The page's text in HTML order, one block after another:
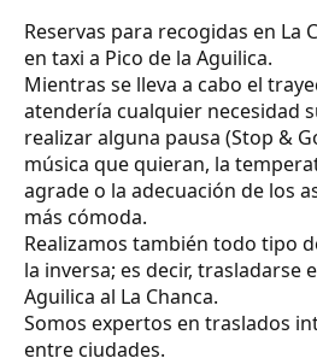
Reservas para recogidas en La
en taxi a Pico de la Aguilica.
Mientras se lleva a cabo el
atendería cualquier necesidad
realizar alguna pausa (Stop &
música que quieran, la
agrade o la adecuación de los
más cómoda.
Realizamos también todo tipo
la inversa; es decir, trasladarse
Aguilica al La Chanca.
Somos expertos en traslados
entre ciudades.